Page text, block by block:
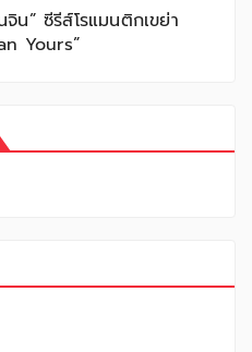
น” ซีรีส์โรแมนติกเขย่า
Yours”